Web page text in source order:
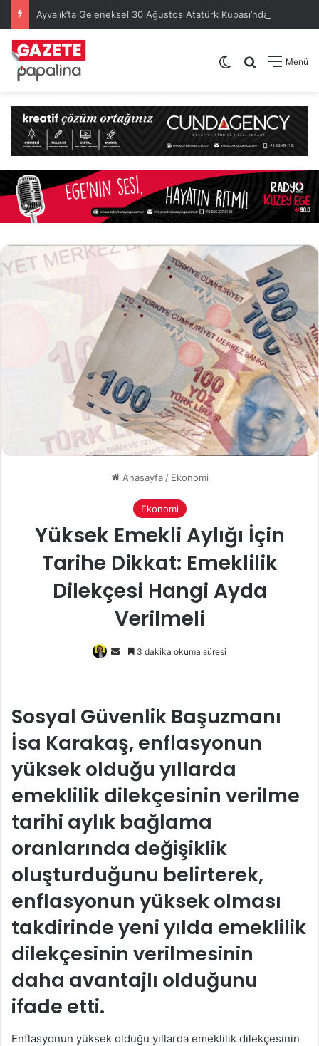
Menü
Arama yap
Dış görünümü
Anasayfa / Ekonomi
Ekonomi
Yüksek Emekli Aylığı İçin
Tarihe Dikkat: Emeklilik
Dilekçesi Hangi Ayda
Verilmeli
Bir
3 dakika okuma süresi
Sosyal Güvenlik Başuzmanı
İsa Karakaş, enflasyonun
yüksek olduğu yıllarda
emeklilik dilekçesinin verilme
tarihi aylık bağlama
oranlarında değişiklik
oluşturduğunu belirterek,
enflasyonun yüksek olması
takdirinde yeni yılda emeklilik
dilekçesinin verilmesinin
daha avantajlı olduğunu
ifade etti.
Enflasyonun yüksek olduğu yıllarda emeklilik dilekçesinin